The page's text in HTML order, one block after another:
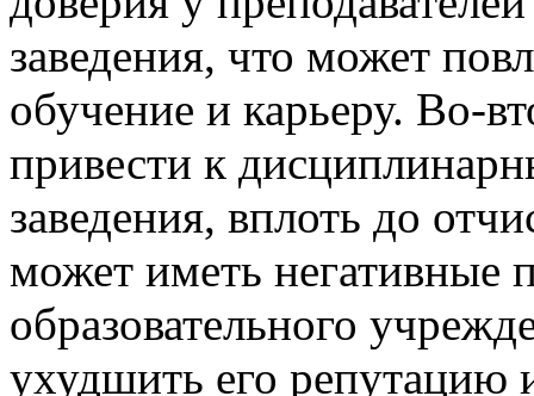
заведения, что может
обучение и карьеру. Во-
привести к
заведения, вплоть до
может иметь негативные
образовательного
ухудшить его репутацию